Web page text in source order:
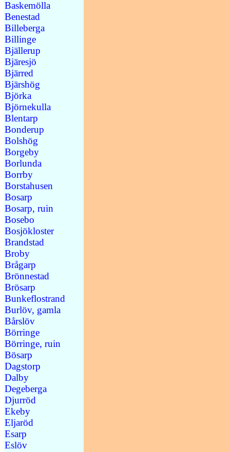
Baskemölla
Benestad
Billeberga
Billinge
Bjällerup
Bjäresjö
Bjärred
Bjärshög
Björka
Björnekulla
Blentarp
Bonderup
Bolshög
Borgeby
Borlunda
Borrby
Borstahusen
Bosarp
Bosarp, ruin
Bosebo
Bosjökloster
Brandstad
Broby
Brågarp
Brönnestad
Brösarp
Bunkeflostrand
Burlöv, gamla
Bårslöv
Börringe
Börringe, ruin
Bösarp
Dagstorp
Dalby
Degeberga
Djurröd
Ekeby
Eljaröd
Esarp
Eslöv